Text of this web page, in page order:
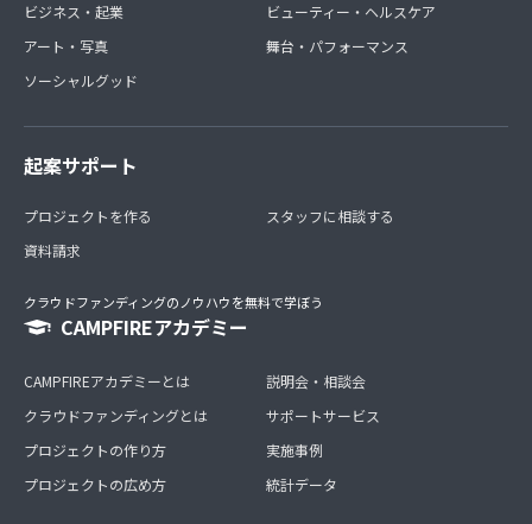
ビジネス・起業
アート・写真
ソーシャルグッド
ビューティー・ヘルスケア
舞台・パフォーマンス
起案サポート
プロジェクトを作る
資料請求
スタッフに相談する
クラウドファンディングのノウハウを無料で学ぼう
CAMPFIREアカデミー
CAMPFIREアカデミーとは
クラウドファンディングとは
プロジェクトの作り方
プロジェクトの広め方
説明会・相談会
サポートサービス
実施事例
統計データ